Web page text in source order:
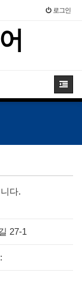
로그인
다.
27-1